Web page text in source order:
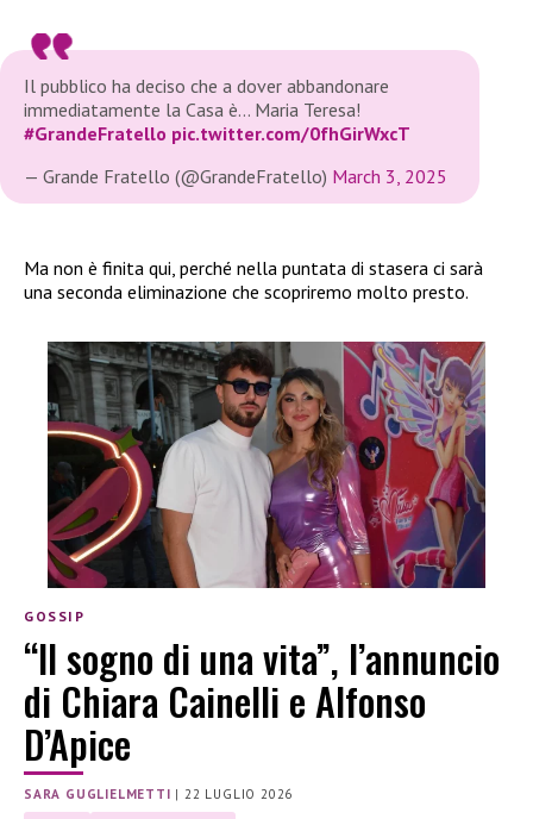
Il pubblico ha deciso che a dover abbandonare
immediatamente la Casa è… Maria Teresa!
#GrandeFratello pic.twitter.com/0fhGirWxcT
— Grande Fratello (@GrandeFratello) March 3, 2025
Ma non è finita qui, perché nella puntata di stasera ci sarà
una seconda eliminazione che scopriremo molto presto.
GOSSIP
“Il sogno di una vita”, l’annuncio
di Chiara Cainelli e Alfonso
D’Apice
SARA GUGLIELMETTI | 22 LUGLIO 2026